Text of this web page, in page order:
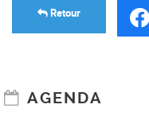
Retour
AGENDA